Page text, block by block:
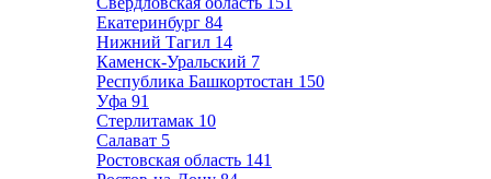
Екатеринбург 84
Нижний Тагил 14
Каменск-Уральский 7
Республика Башкортостан 150
Уфа 91
Стерлитамак 10
Салават 5
Ростовская область 141